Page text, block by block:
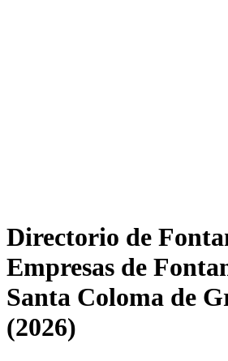
Directorio de
Empresas de
Santa Coloma de
(2026)